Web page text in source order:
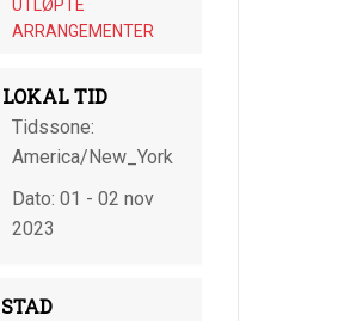
UTLØPTE
ARRANGEMENTER
LOKAL TID
Tidssone:
America/New_York
Dato: 01 - 02 nov
2023
STAD